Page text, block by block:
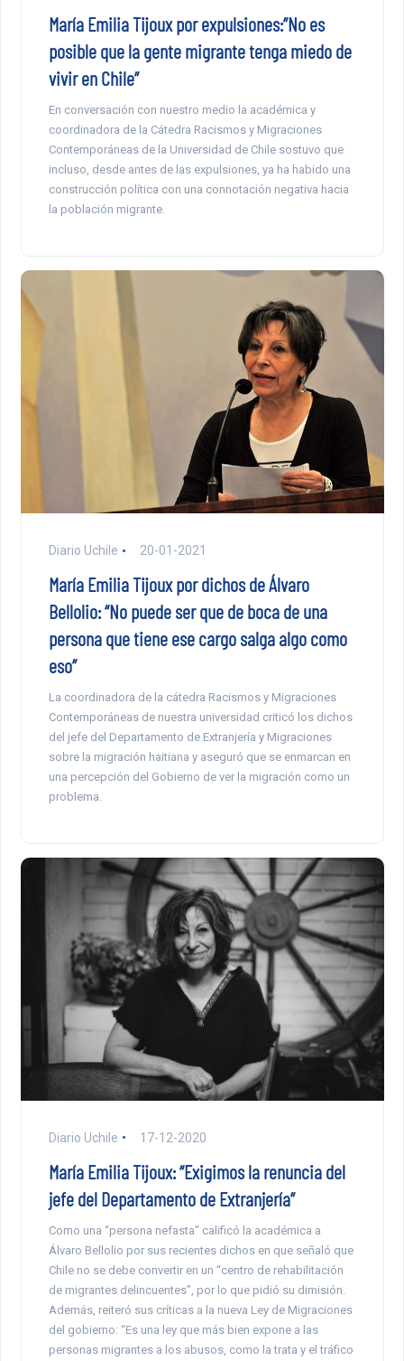
María Emilia Tijoux por expulsiones:”No es
posible que la gente migrante tenga miedo de
vivir en Chile”
En conversación con nuestro medio la académica y
coordinadora de la Cátedra Racismos y Migraciones
Contemporáneas de la Universidad de Chile sostuvo que
incluso, desde antes de las expulsiones, ya ha habido una
construcción política con una connotación negativa hacia
la población migrante.
Diario Uchile 20-01-2021
María Emilia Tijoux por dichos de Álvaro
Bellolio: “No puede ser que de boca de una
persona que tiene ese cargo salga algo como
eso”
La coordinadora de la cátedra Racismos y Migraciones
Contemporáneas de nuestra universidad criticó los dichos
del jefe del Departamento de Extranjería y Migraciones
sobre la migración haitiana y aseguró que se enmarcan en
una percepción del Gobierno de ver la migración como un
problema.
Diario Uchile 17-12-2020
María Emilia Tijoux: “Exigimos la renuncia del
jefe del Departamento de Extranjería”
Como una “persona nefasta” calificó la académica a
Álvaro Bellolio por sus recientes dichos en que señaló que
Chile no se debe convertir en un “centro de rehabilitación
de migrantes delincuentes”, por lo que pidió su dimisión.
Además, reiteró sus críticas a la nueva Ley de Migraciones
del gobierno: “Es una ley que más bien expone a las
personas migrantes a los abusos, como la trata y el tráfico